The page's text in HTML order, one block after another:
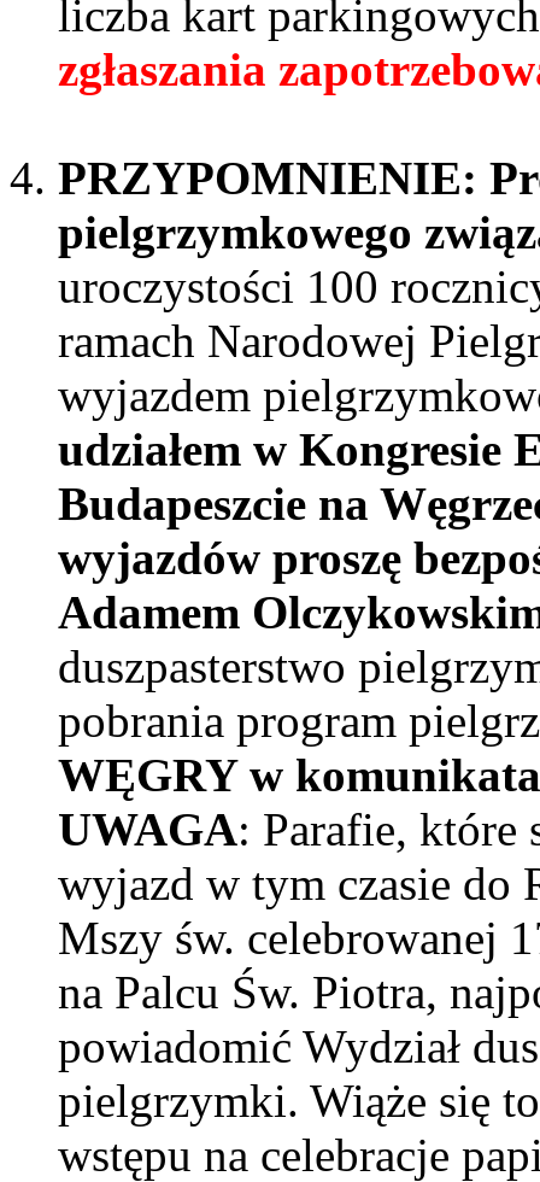
liczba kart
zgłaszania
PRZYPOMNIENIE:
pielgrzymkowego
uroczystości 100
ramach Narodowej
wyjazdem
udziałem w Kongresie
Budapeszcie na
wyjazdów proszę
Adamem
duszpasterstwo
pobrania program
WĘGRY w
UWAGA: Parafie, które
wyjazd w tym czasie do
Mszy św. celebrowanej
na Palcu Św. Piotra,
powiadomić Wydział
pielgrzymki. Wiąże się
wstępu na celebracje